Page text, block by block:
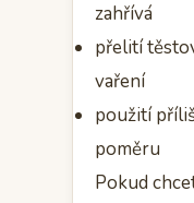
zahřívá
přelití
vaření
použití
poměru
Pokud